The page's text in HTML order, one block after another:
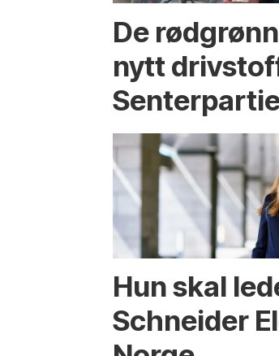
De
nytt
Hun skal
Schneider